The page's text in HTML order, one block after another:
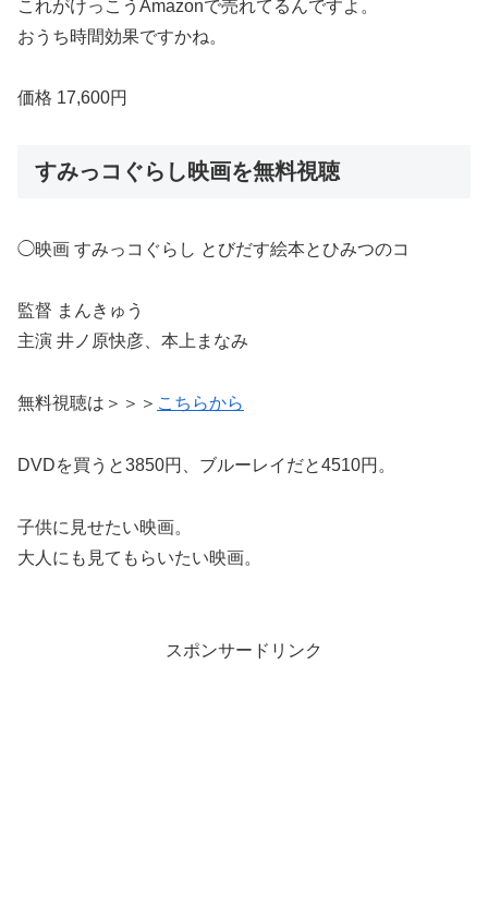
これがけっこうAmazonで売れてるんですよ。
おうち時間効果ですかね。
価格 17,600円
すみっコぐらし映画を無料視聴
◯映画 すみっコぐらし とびだす絵本とひみつのコ
監督 まんきゅう
主演 井ノ原快彦、本上まなみ
無料視聴は＞＞＞ こちらから
DVDを買うと3850円、ブルーレイだと4510円。
子供に見せたい映画。
大人にも見てもらいたい映画。
スポンサードリンク